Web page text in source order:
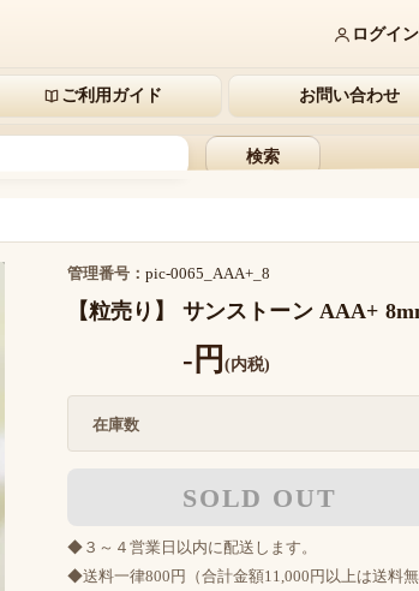
ログイン
ご利用ガイド お問い合わせ
検索
管理番号： pic-0065_AAA+_8
【粒売り】 サンストーン AAA+
-円 (内税)
在庫数
SOLD OUT
◆３～４営業日以内に配送します。
◆送料一律800円（合計金額11,000円以上は送料無